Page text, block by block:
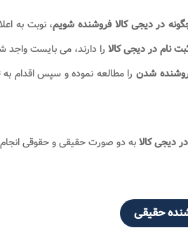
در دیجی کالا فروشنده شویم، نوبت به
نام در دیجی کالا را دارند، می بایست
شدن را مطالعه نموده و سپس اقدام به
دیجی کالابه دو صورت حقیقی و حقوقی
حقیقی